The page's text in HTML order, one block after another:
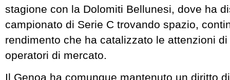
stagione con la Dolomiti Bellunesi, dove ha
campionato di Serie C trovando spazio,
rendimento che ha catalizzato le attenzioni
operatori di mercato.
Il Genoa ha comunque mantenuto un diritto